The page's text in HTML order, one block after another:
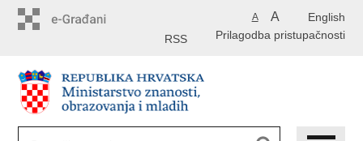
English
A A
Prilagodba pristupačnosti
RSS